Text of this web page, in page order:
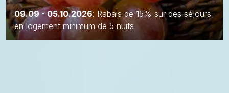
09.09 - 05.10.2026: Rabais de 15% sur des séjours
en logement minimum de 5 nuits